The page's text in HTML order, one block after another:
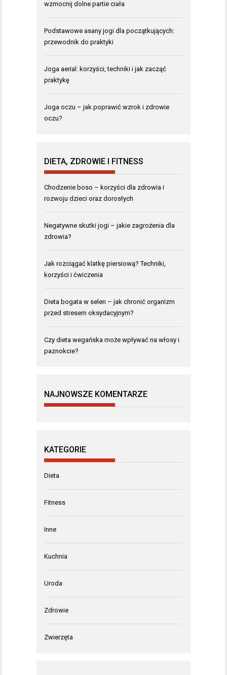
wzmocnij dolne partie ciała
Podstawowe asany jogi dla początkujących:
przewodnik do praktyki
Joga aerial: korzyści, techniki i jak zacząć
praktykę
Joga oczu – jak poprawić wzrok i zdrowie
oczu?
DIETA, ZDROWIE I FITNESS
Chodzenie boso – korzyści dla zdrowia i
rozwoju dzieci oraz dorosłych
Negatywne skutki jogi – jakie zagrożenia dla
zdrowia?
Jak rozciągać klatkę piersiową? Techniki,
korzyści i ćwiczenia
Dieta bogata w selen – jak chronić organizm
przed stresem oksydacyjnym?
Czy dieta wegańska może wpływać na włosy i
paznokcie?
NAJNOWSZE KOMENTARZE
KATEGORIE
Dieta
Fitness
Inne
Kuchnia
Uroda
Zdrowie
Zwierzęta